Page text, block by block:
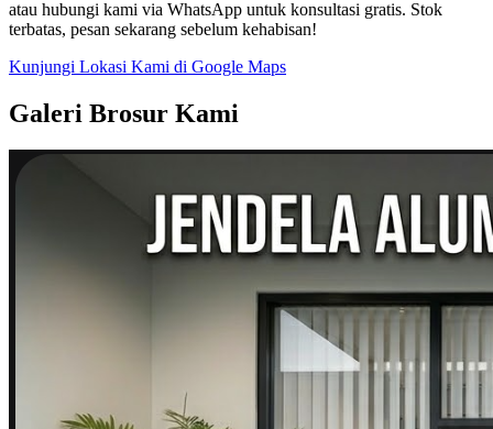
atau hubungi kami via WhatsApp untuk konsultasi gratis. Stok
terbatas, pesan sekarang sebelum kehabisan!
Kunjungi Lokasi Kami di Google Maps
Galeri Brosur Kami